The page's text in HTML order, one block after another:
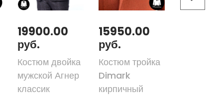
19900.00
руб.
Костюм двойка
мужской Агнер
классик
15950.00
руб.
Костюм тройка
Dimark
кирпичный